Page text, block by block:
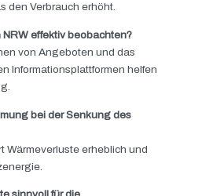
den Verbrauch erhöht.
effektiv beobachten?
von Angeboten und das
Informationsplattformen helfen
bei der Senkung des
Wärmeverluste erheblich und